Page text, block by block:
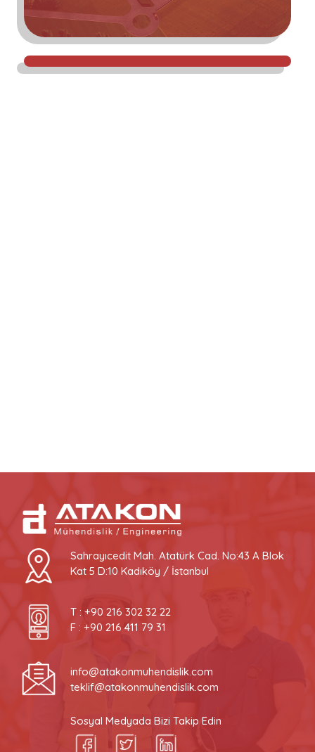
Sahrayıcedit Mah. Atatürk Cad. No:43 A Blok
Kat 5 D:10 Kadıköy / İstanbul
T : +90 216 302 32 22
F : +90 216 411 79 31
info@atakonmuhendislik.com
teklif@atakonmuhendislik.com
Sosyal Medyada Bizi Takip Edin